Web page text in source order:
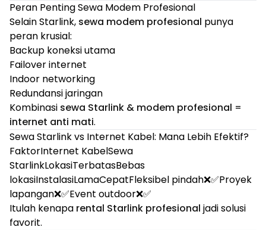
Peran Penting Sewa Modem Profesional
Selain Starlink, sewa modem profesional punya
peran krusial:
Backup koneksi utama
Failover internet
Indoor networking
Redundansi jaringan
Kombinasi sewa Starlink & modem profesional =
internet anti mati.
Sewa Starlink vs Internet Kabel: Mana Lebih Efektif?
FaktorInternet KabelSewa
StarlinkLokasiTerbatasBebas
lokasiInstalasiLamaCepatFleksibel pindah❌✅Proyek
lapangan❌✅Event outdoor❌✅
Itulah kenapa rental Starlink profesional jadi solusi
favorit.